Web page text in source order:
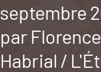
septembre
par
Habrial /